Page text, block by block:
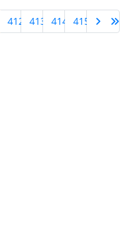
412 413 414 415